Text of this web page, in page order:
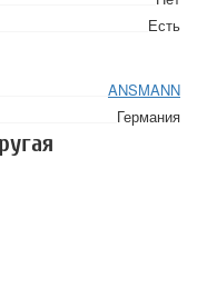
Есть
ANSMANN
Германия